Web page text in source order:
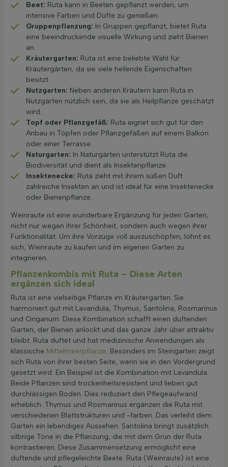
Beet: Ruta kann in Beeten gepflanzt werden, um
intensive Farben und Düfte zu genießen.
Gruppenpflanzung: In Gruppen gepflanzt, bietet Ruta
eine beeindruckende visuelle Wirkung und zieht Bienen
an.
Kräutergarten: Ruta ist eine beliebte Wahl für
Kräutergärten, da sie viele heilende Eigenschaften
besitzt.
Nutzgarten: Neben anderen Kräutern kann Ruta in
Nutzgärten nützlich sein, da sie als Heilpflanze geschätzt
wird.
Topf oder Pflanzgefäß: Ruta eignet sich gut für den
Anbau in Töpfen oder Pflanzgefäßen auf einem Balkon
oder einer Terrasse.
Naturgarten: In Naturgärten unterstützt Ruta die
Biodiversität und dient als Insektenpflanze.
Insektenecke: Ruta zieht mit ihrem süßen Duft
zahlreiche Insekten an und ist ideal für eine Insektenecke
oder Bienenpflanze.
Weinraute ist eine wunderbare Ergänzung für jeden Garten,
nicht nur wegen ihrer Schönheit, sondern auch wegen ihrer
Funktionalität. Um ihre Vorzüge voll auszuschöpfen, lohnt es
sich, Weinraute zu kaufen und im eigenen Garten zu
integrieren.
Pflanzenkombis mit Ruta – Diese Arten
ergänzen sich ideal
Ruta ist eine vielseitige Pflanze im Kräutergarten. Sie
harmoniert gut mit Lavandula, Thymus, Santolina, Rosmarinus
und Origanum. Diese Kombination schafft einen duftenden
Garten, der Bienen anlockt und das ganze Jahr über attraktiv
bleibt. Ruta duftet und hat medizinische Anwendungen als
klassische Mittelmeerpflanze. Besonders im Steingarten zeigt
sich Ruta von ihrer besten Seite, wenn sie in den Vordergrund
gesetzt wird. Ein Beispiel ist die Kombination mit Lavandula.
Beide Pflanzen sind trockenheitsresistent und lieben gut
durchlässigen Boden. Dies reduziert den Pflegeaufwand
erheblich. Thymus und Rosmarinus ergänzen die Ruta mit
verschiedenen Blattstrukturen und -farben. Das verleiht dem
Garten ein lebendiges Aussehen. Santolina bringt zusätzlich
silbrige Töne in die Pflanzung, die mit dem Grün der Ruta
kontrastieren. Diese Zusammensetzung ermöglicht eine
duftende und pflegeleichte Beete. Ruta (Weinraute) ist eine